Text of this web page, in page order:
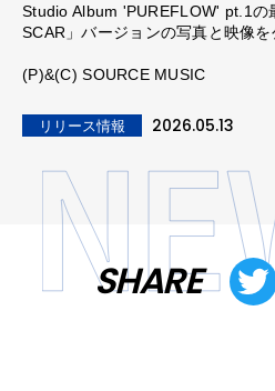
Studio Album 'PUREFLOW' pt.1の
SCAR」バージョンの写真と映像を
(P)&(C) SOURCE MUSIC
リリース情報 2026.05.13
SHARE